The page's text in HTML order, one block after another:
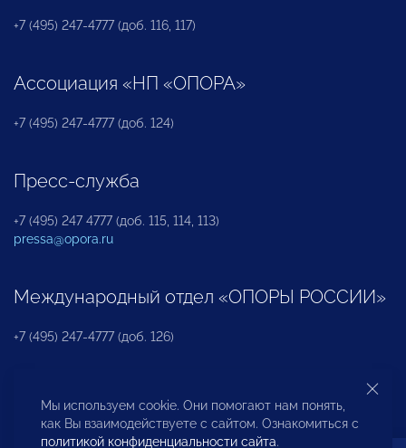
+7 (495) 247-4777 (доб. 116, 117)
Ассоциация «НП «ОПОРА»
+7 (495) 247-4777 (доб. 124)
Пресс-служба
+7 (495) 247 4777 (доб. 115, 114, 113)
pressa@opora.ru
Международный отдел «ОПОРЫ РОССИИ»
+7 (495) 247-4777 (доб. 126)
Бюро по защите прав предпринимателей и
инвесторов
Мы используем cookie. Они помогают нам понять,
как Вы взаимодействуете с сайтом. Ознакомиться с
политикой конфиденциальности сайта.